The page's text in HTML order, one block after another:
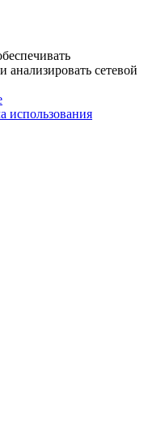
анализировать сетевой
использования